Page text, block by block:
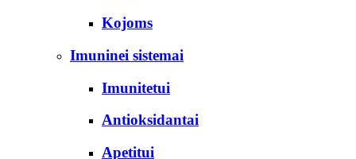
Kojoms
Imuninei sistemai
Imunitetui
Antioksidantai
Apetitui